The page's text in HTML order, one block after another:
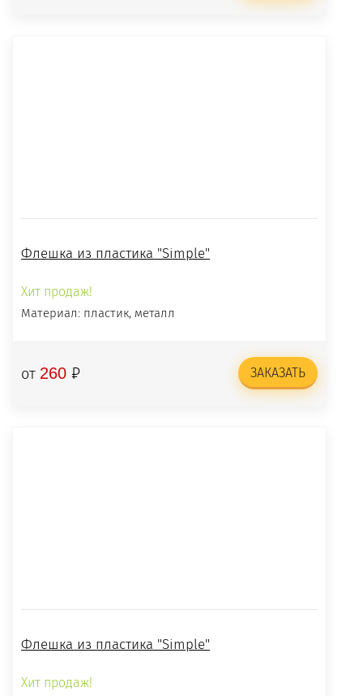
Флешка из пластика "Simple"
Хит продаж!
Материал: пластик, металл
от 260 ₽ ЗАКАЗАТЬ
Флешка из пластика "Simple"
Хит продаж!